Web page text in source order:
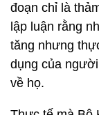
đoạn chỉ là
lập luận rằng
tăng nhưng
dụng của
về họ.